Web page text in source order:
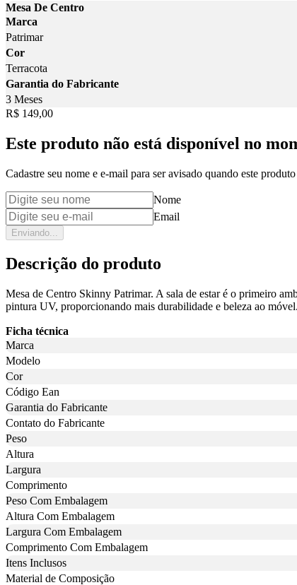
Mesa De Centro
Marca
Patrimar
Cor
Terracota
Garantia do Fabricante
3 Meses
Price:
R$ 149,00
Este produto não está disponível no
Cadastre seu nome e e-mail para ser avisado quando este
Nome
Email
Enviando...
Descrição do produto
Mesa de Centro Skinny Patrimar. A sala de estar é o primeiro
pintura UV, proporcionando mais durabilidade e beleza ao móvel.
Ficha técnica
Marca
Modelo
Cor
Código Ean
Garantia do Fabricante
Contato do Fabricante
Peso
Altura
Largura
Comprimento
Peso Com Embalagem
Altura Com Embalagem
Largura Com Embalagem
Comprimento Com Embalagem
Itens Inclusos
Material de Composição